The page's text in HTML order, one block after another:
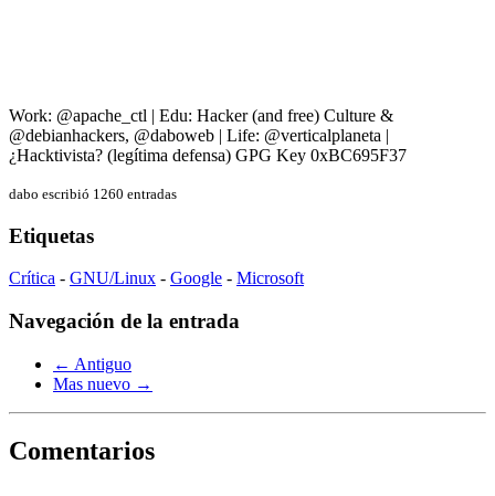
Work: @apache_ctl | Edu: Hacker (and free) Culture &
@debianhackers, @daboweb | Life: @verticalplaneta |
¿Hacktivista? (legítima defensa) GPG Key 0xBC695F37
dabo escribió 1260 entradas
Etiquetas
Crítica - GNU/Linux - Google - Microsoft
Navegación de la entrada
← Antiguo
Mas nuevo →
Comentarios